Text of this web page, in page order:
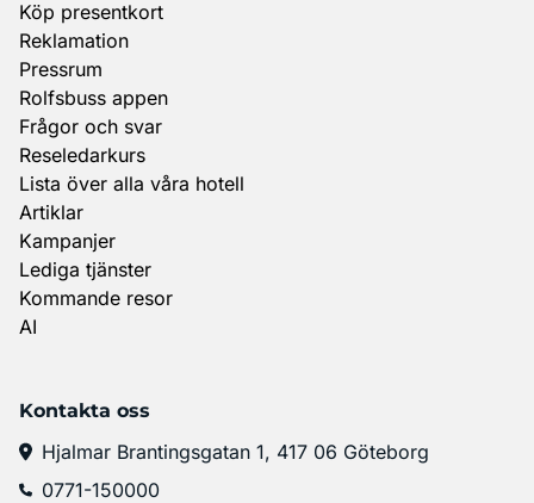
Köp presentkort
Reklamation
Pressrum
Rolfsbuss appen
Frågor och svar
Reseledarkurs
Lista över alla våra hotell
Artiklar
Kampanjer
Lediga tjänster
Kommande resor
AI
Kontakta oss
Hjalmar Brantingsgatan 1, 417 06 Göteborg
0771-150000